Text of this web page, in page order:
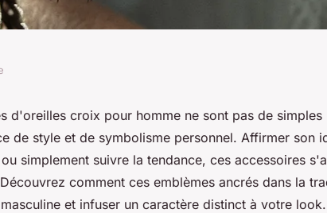
pour homme :
?
d'oreilles croix pour homme ne sont pas de
de style et de symbolisme personnel. Affirmer son
simplement suivre la tendance, ces accessoires
comment ces emblèmes ancrés dans la
et infuser un caractère distinct à votre look.